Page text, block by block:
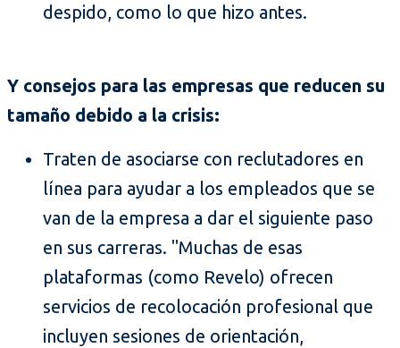
despido, como lo que hizo antes.
Y consejos para las empresas que reducen su
tamaño debido a la crisis:
Traten de asociarse con reclutadores en
línea para ayudar a los empleados que se
van de la empresa a dar el siguiente paso
en sus carreras. "Muchas de esas
plataformas (como Revelo) ofrecen
servicios de recolocación profesional que
incluyen sesiones de orientación,